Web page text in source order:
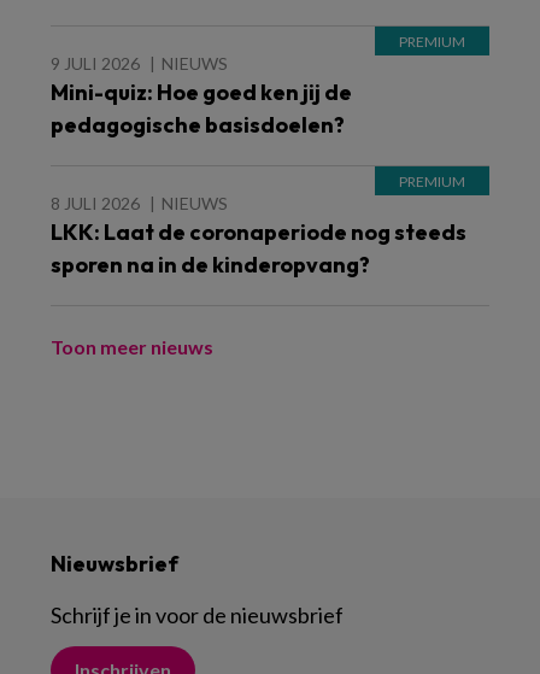
9 JULI 2026 NIEUWS
Mini-quiz: Hoe goed ken jij de
pedagogische basisdoelen?
8 JULI 2026 NIEUWS
LKK: Laat de coronaperiode nog steeds
sporen na in de kinderopvang?
Toon meer nieuws
Nieuwsbrief
Schrijf je in voor de nieuwsbrief